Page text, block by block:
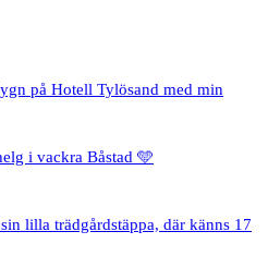
på Hotell Tylösand med min
i vackra Båstad 🩵
lilla trädgårdstäppa, där känns 17